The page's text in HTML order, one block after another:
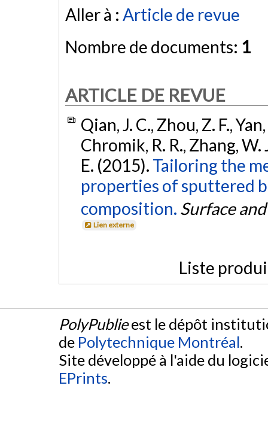
Aller à : Article de revue
Nombre de documents: 1
ARTICLE DE REVUE
Qian, J. C., Zhou, Z. F.,
Chromik, R. R., Zhang, W.
E. (2015). Tailoring the
properties of sputtered
composition. Surface
Lien externe
Liste
PolyPublieest le dépôt
de Polytechnique Montréal.
Site développé à l'aide du
EPrints.